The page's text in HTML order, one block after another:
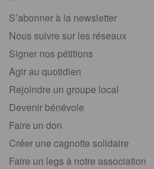
S’abonner à la newsletter
Nous suivre sur les réseaux
Signer nos pétitions
Agir au quotidien
Rejoindre un groupe local
Devenir bénévole
Faire un don
Créer une cagnotte solidaire
Faire un legs à notre association